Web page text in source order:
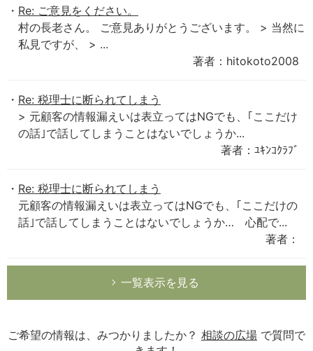
Re: ご意見をください。
村の長老さん。 ご意見ありがとうございます。 > 当然に
私見ですが、 > ...
著者：hitokoto2008
Re: 税理士に断られてしまう
> 元顧客の情報漏えいは表立ってはNGでも、｢ここだけ
の話｣で話してしまうことはないでしょうか...
著者：ﾕｷﾝｺｸﾗﾌﾞ
Re: 税理士に断られてしまう
元顧客の情報漏えいは表立ってはNGでも、｢ここだけの
話｣で話してしまうことはないでしょうか… 心配で...
著者：
一覧表示を見る
ご希望の情報は、みつかりましたか？ 相談の広場 で質問で